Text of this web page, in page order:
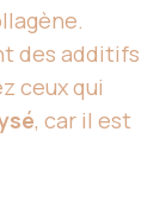
des additifs
ceux qui
, car il est